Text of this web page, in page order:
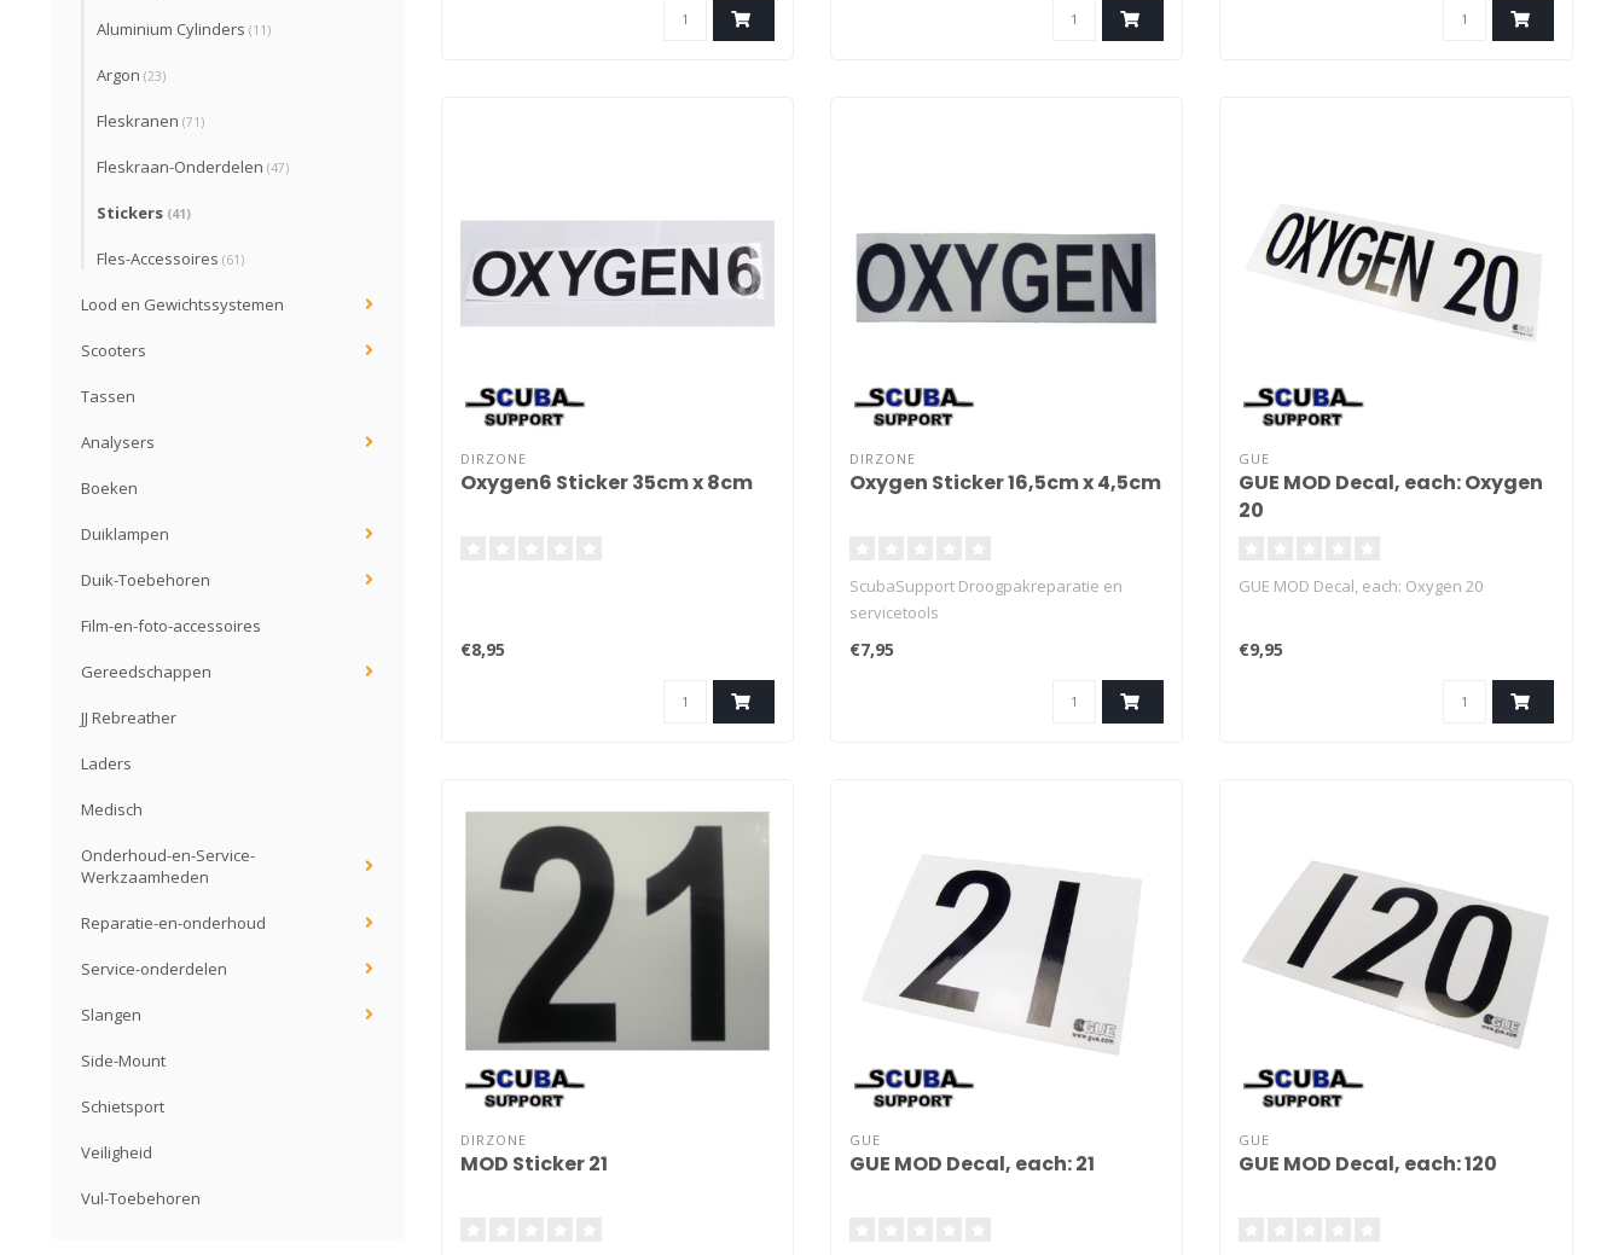
Aluminium Cylinders (11)
Argon (23)
Fleskranen (71)
Fleskraan-Onderdelen (47)
Stickers (41)
Fles-Accessoires (61)
Lood en Gewichtssystemen
Scooters
Tassen
Analysers
Boeken
Duiklampen
Duik-Toebehoren
Film-en-foto-accessoires
Gereedschappen
JJ Rebreather
Laders
Medisch
Onderhoud-en-Service-
Werkzaamheden
Reparatie-en-onderhoud
Service-onderdelen
Slangen
Side-Mount
Schietsport
Veiligheid
Vul-Toebehoren
DIRZONE
Oxygen6 Sticker 35cm x 8cm
€8,95
DIRZONE
Oxygen Sticker 16,5cm x 4,5cm
ScubaSupport Droogpakreparatie en
servicetools
€7,95
GUE
GUE MOD Decal, each: Oxygen
20
GUE MOD Decal, each: Oxygen 20
€9,95
DIRZONE
MOD Sticker 21
GUE
GUE MOD Decal, each: 21
GUE
GUE MOD Decal, each: 120